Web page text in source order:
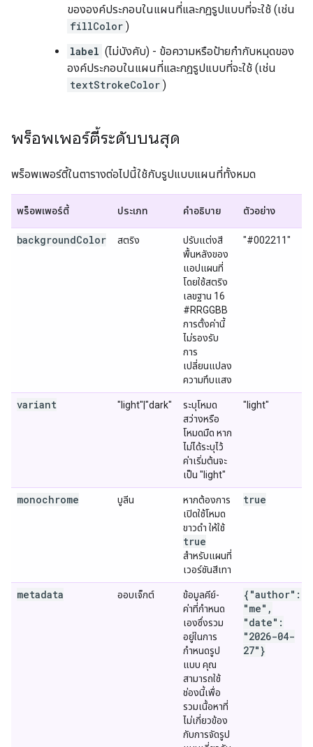
ขององค์ประกอบในแผนที่และกฎรูปแบบที่จะใช้ (เช่น
fillColor )
label (ไม่บังคับ) - ข้อความหรือป้ายกำกับหมุดของ
องค์ประกอบในแผนที่และกฎรูปแบบที่จะใช้ (เช่น
textStrokeColor )
พร็อพเพอร์ตี้ระดับบนสุด
พร็อพเพอร์ตี้ในตารางต่อไปนี้ใช้กับรูปแบบแผนที่ทั้งหมด
พร็อพเพอร์ตี้ ประเภท คำอธิบาย ตัวอย่าง
backgroundColor สตริง
ปรับแต่งสี
พื้นหลังของ
แอปแผนที่
โดยใช้สตริง
เลขฐาน 16
#RRGGBB
การตั้งค่านี้
ไม่รองรับ
การ
เปลี่ยนแปลง
ความทึบแสง
"#002211"
variant "light"|"dark"
ระบุโหมด
สว่างหรือ
โหมดมืด หาก
ไม่ได้ระบุไว้
ค่าเริ่มต้นจะ
เป็น "light"
"light"
monochrome บูลีน
หากต้องการ
เปิดใช้โหมด
ขาวดำ ให้ใช้
true
สำหรับแผนที่
เวอร์ชันสีเทา
true
metadata ออบเจ็กต์
ข้อมูลคีย์-
ค่าที่กำหนด
เองซึ่งรวม
อยู่ในการ
กำหนดรูป
แบบ คุณ
สามารถใช้
ช่องนี้เพื่อ
รวมเนื้อหาที่
ไม่เกี่ยวข้อง
กับการจัดรูป
{"author":
"me",
"date":
"2026-04-
27"}